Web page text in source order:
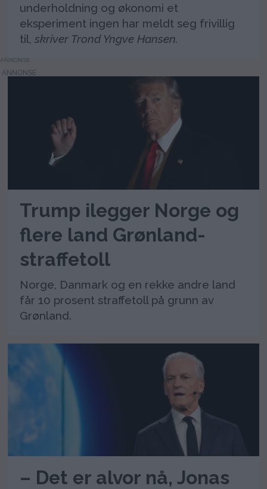
underholdning og økonomi et
eksperiment ingen har meldt seg frivillig
til,skriver Trond Yngve Hansen.
ANNONSE
Trump ilegger Norge og
flere land Grønland-
straffetoll
Norge, Danmark og en rekke andre land
får 10 prosent straffetoll på grunn av
Grønland.
– Det er alvor nå, Jonas